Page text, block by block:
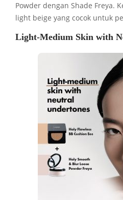
Powder dengan Shade Freya.
light beige yang cocok untuk
Light-Medium Skin with